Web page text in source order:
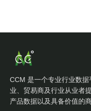
CCM 是一个专业行业数
业、贸易商及行业从业者
产品数据以及具备价值的商